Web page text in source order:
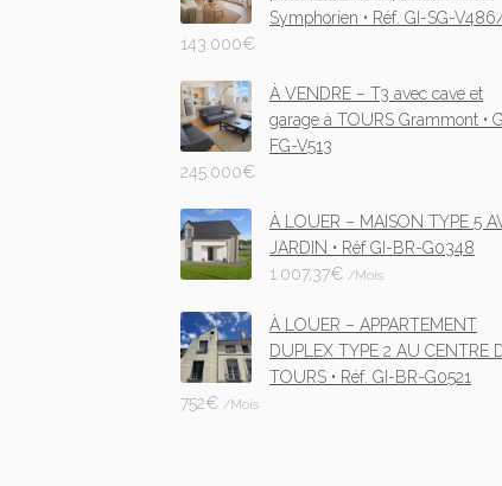
Symphorien • Réf. GI-SG-
143.000€
À VENDRE – T3 avec cave et
garage à TOURS Grammont •
FG-V513
245.000€
À LOUER – MAISON TYPE 5
JARDIN • Réf GI-BR-G0348
1.007,37€ /Mois
À LOUER – APPARTEMENT
DUPLEX TYPE 2 AU CENTRE
TOURS • Réf. GI-BR-G0521
752€ /Mois